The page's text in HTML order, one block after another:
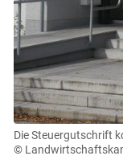
Die Steuergutschrift
©